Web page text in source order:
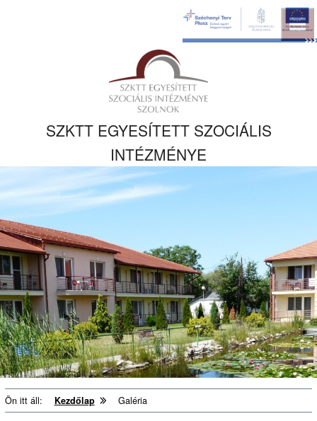
Kezdőlapra
ugrás
SZKTT EGYESÍTETT SZOCIÁLIS
INTÉZMÉNYE
Ön itt áll: Kezdőlap Galéria